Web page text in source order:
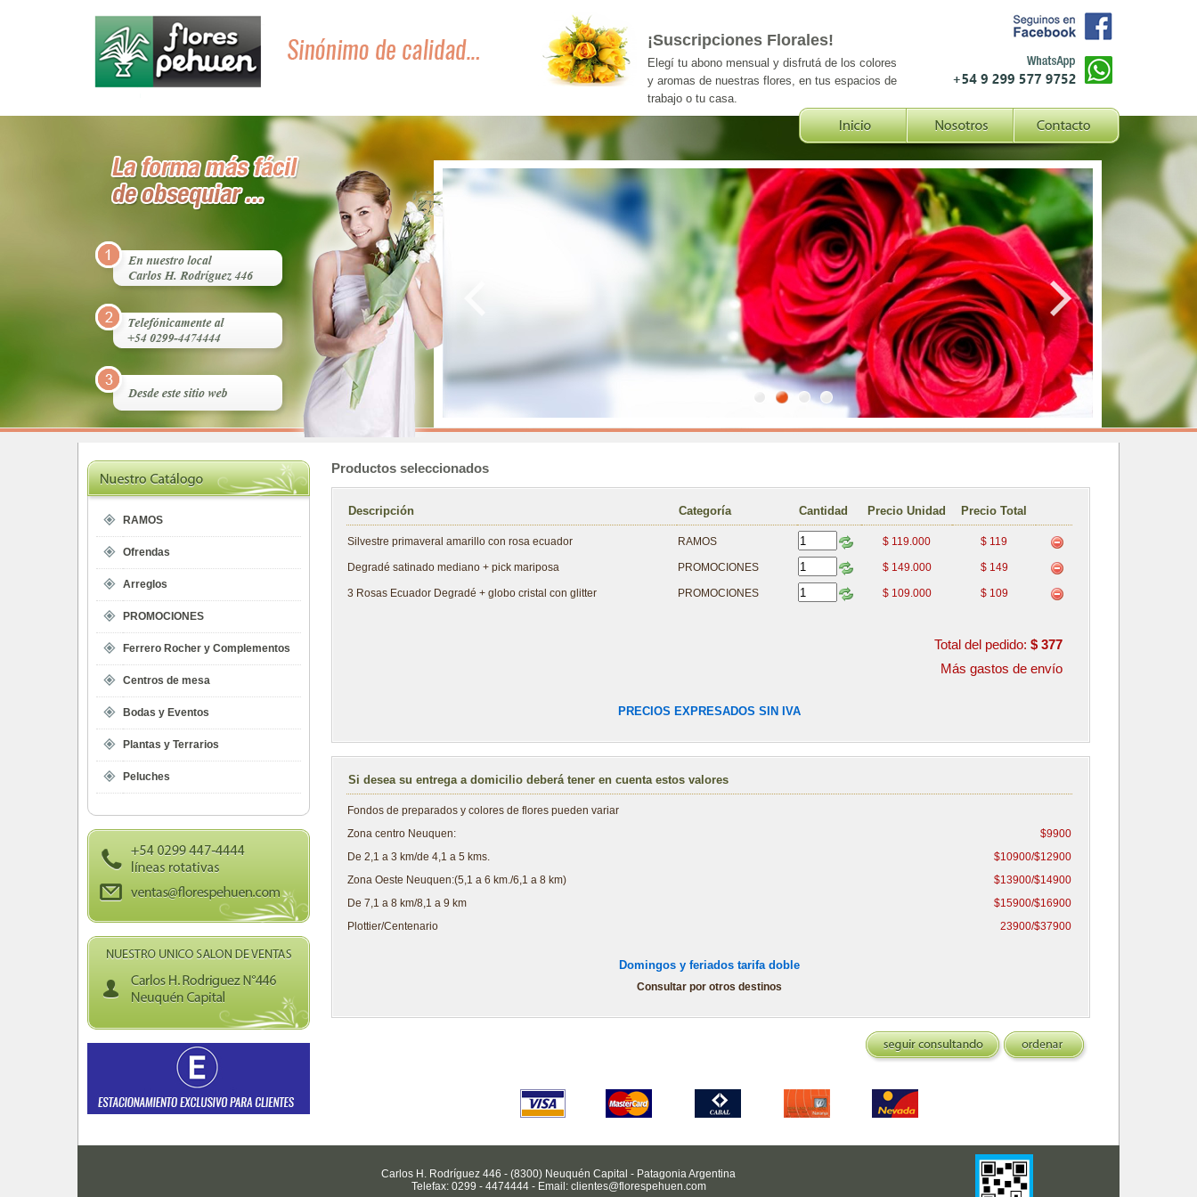
¡Suscripciones Florales!
Elegí tu abono mensual y disfrutá de los colores
y aromas de nuestras flores, en tus espacios de
trabajo o tu casa.
RAMOS
Ofrendas
Arreglos
PROMOCIONES
Ferrero Rocher y Complementos
Centros de mesa
Bodas y Eventos
Plantas y Terrarios
Peluches
Productos seleccionados
Descripción Categoría Cantidad Precio Unidad Precio Total
Silvestre primaveral amarillo con rosa ecuador RAMOS $ 119.000 $ 119
Degradé satinado mediano + pick mariposa PROMOCIONES $ 149.000 $ 149
3 Rosas Ecuador Degradé + globo cristal con glitter PROMOCIONES $ 109.000 $ 109
Total del pedido: $ 377
Más gastos de envío
PRECIOS EXPRESADOS SIN IVA
Si desea su entrega a domicilio deberá tener en cuenta estos valores
Fondos de preparados y colores de flores pueden variar
Zona centro Neuquen:
$9900
De 2,1 a 3 km/de 4,1 a 5 kms.
$10900/$12900
Zona Oeste Neuquen:(5,1 a 6 km./6,1 a 8 km)
$13900/$14900
De 7,1 a 8 km/8,1 a 9 km
$15900/$16900
Plottier/Centenario
23900/$37900
Domingos y feriados tarifa doble
Consultar por otros destinos
Carlos H. Rodríguez 446 - (8300) Neuquén Capital - Patagonia Argentina
Telefax: 0299 - 4474444 - Email: clientes@florespehuen.com